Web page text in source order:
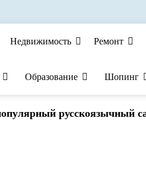
Недвижимость Ремонт
Образование Шопинг
русскоязычный